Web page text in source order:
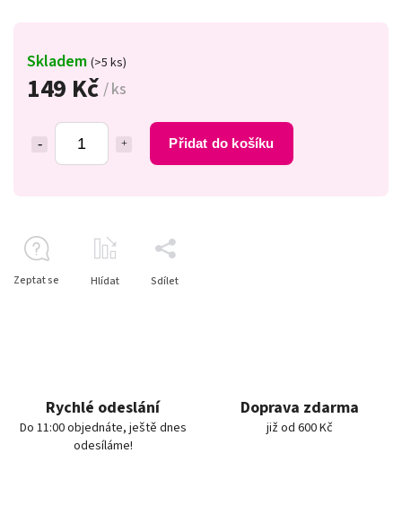
149 Kč / ks
Přidat do košíku
Skladem (>5 ks)
Zeptat se Hlídat Sdílet
Rychlé odeslání
Do 11:00 objednáte, ještě dnes
odesíláme!
Doprava zdarma
již od 600 Kč